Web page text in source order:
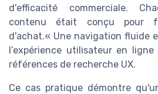
d'efficacité commerciale.
contenu était conçu pour
d'achat.« Une navigation fluide
l’expérience utilisateur en
références de recherche UX.
Ce cas pratique démontre